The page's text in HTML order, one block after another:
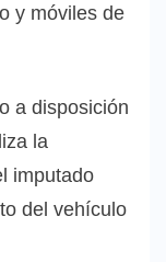
y móviles de
a disposición
la
imputado
del vehículo